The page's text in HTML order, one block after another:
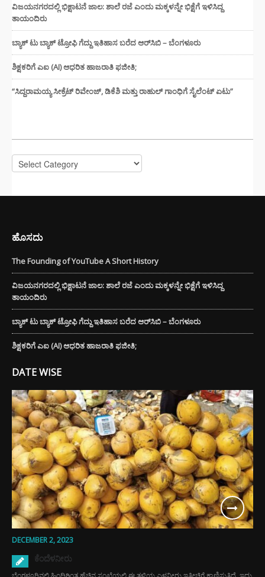
ವಿಜಯನಗರದಲ್ಲಿ ಭಿಕ್ಷಾಟನೆ ಜಾಲ: ಶಾಲೆ ರಜೆ ಎಂದು ಮಕ್ಕಳನ್ನೇ ಭಿಕ್ಷೆಗೆ ಇಳಿಸಿದ್ದ
ತಾಯಂದಿರು
ಬ್ಯಾಕ್ ಟು ಬ್ಯಾಕ್ ಟ್ರೋಫಿ ಗೆದ್ದು ಇತಿಹಾಸ ಬರೆದ ಆರ್‌ಸಿಬಿ – ಬೆಂಗಳೂರು
ಶಿಕ್ಷಕರಿಗೆ ಎಐ (AI) ಆಧರಿತ ಹಾಜರಾತಿ ಫಜೀತಿ;
“ಸಿದ್ದರಾಮಯ್ಯ ಸೀಕ್ರೆಟ್ ರಿವೇಂಜ್‌, ಡಿಕೆಶಿ ಮತ್ತು ರಾಹುಲ್‌ ಗಾಂಧಿಗೆ ಸೈಲೆಂಟ್ ಏಟು”
Categories
ಹೊಸದು
The Founding of YouTube A Short History
ವಿಜಯನಗರದಲ್ಲಿ ಭಿಕ್ಷಾಟನೆ ಜಾಲ: ಶಾಲೆ ರಜೆ ಎಂದು ಮಕ್ಕಳನ್ನೇ ಭಿಕ್ಷೆಗೆ ಇಳಿಸಿದ್ದ
ತಾಯಂದಿರು
ಬ್ಯಾಕ್ ಟು ಬ್ಯಾಕ್ ಟ್ರೋಫಿ ಗೆದ್ದು ಇತಿಹಾಸ ಬರೆದ ಆರ್‌ಸಿಬಿ – ಬೆಂಗಳೂರು
ಶಿಕ್ಷಕರಿಗೆ ಎಐ (AI) ಆಧರಿತ ಹಾಜರಾತಿ ಫಜೀತಿ;
DATE WISE
DECEMBER 2, 2023
ಕೆಂದೆಳನೀರು